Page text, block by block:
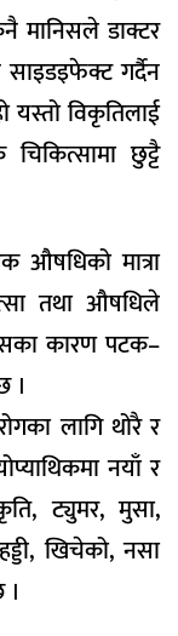
मानिसले डाक्टर
गर्दैन
यस्तो विकृतिलाई
चिकित्सामा छुट्टै
औषधिको मात्रा
तथा औषधिले
कारण पटक–
।
लागि थोरै र
नयाँ र
ट्युमर, मुसा,
खिचेको, नसा